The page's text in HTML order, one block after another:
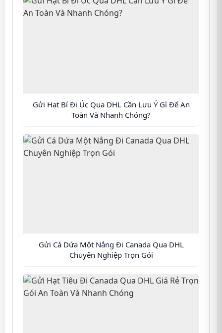
Gửi Hạt Bí Đi Úc Qua DHL Cần Lưu Ý Gì Để An
Toàn Và Nhanh Chóng?
Gửi Cá Dứa Một Nắng Đi Canada Qua DHL
Chuyên Nghiệp Trọn Gói